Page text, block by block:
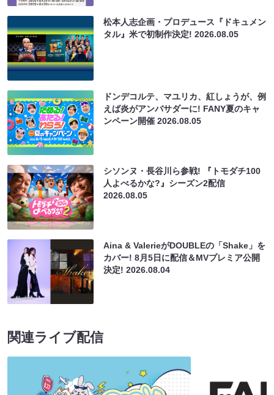
松本人志企画・プロデュース『ドキュメン
タル』米で初制作決定!2026.08.05
ドンデコルテ、マユリカ、紅しょうが、例
えば炎がアンバサダーに! FANY夏のキャ
ンペーン開催2026.08.05
シソンヌ・長谷川ら参戦! 『トモダチ100
人よべるかな?』シーズン2配信
2026.08.05
Aina & ValerieがDOUBLEの「Shake」を
カバー! 8月5日に配信＆MVプレミア公開
決定!2026.08.04
関連ライブ配信